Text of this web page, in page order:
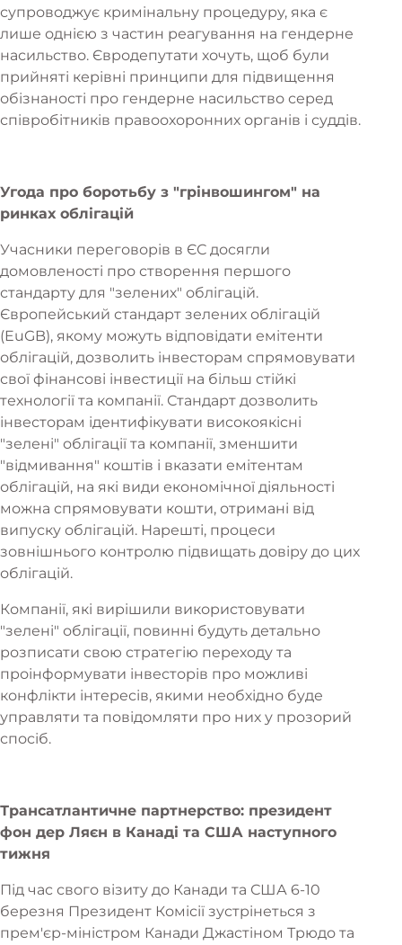
супроводжує кримінальну процедуру, яка є
лише однією з частин реагування на гендерне
насильство. Євродепутати хочуть, щоб були
прийняті керівні принципи для підвищення
обізнаності про гендерне насильство серед
співробітників правоохоронних органів і суддів.
Угода про боротьбу з "грінвошингом" на
ринках облігацій
Учасники переговорів в ЄС досягли
домовленості про створення першого
стандарту для "зелених" облігацій.
Європейський стандарт зелених облігацій
(EuGB), якому можуть відповідати емітенти
облігацій, дозволить інвесторам спрямовувати
свої фінансові інвестиції на більш стійкі
технології та компанії. Стандарт дозволить
інвесторам ідентифікувати високоякісні
"зелені" облігації та компанії, зменшити
"відмивання" коштів і вказати емітентам
облігацій, на які види економічної діяльності
можна спрямовувати кошти, отримані від
випуску облігацій. Нарешті, процеси
зовнішнього контролю підвищать довіру до цих
облігацій.
Компанії, які вирішили використовувати
"зелені" облігації, повинні будуть детально
розписати свою стратегію переходу та
проінформувати інвесторів про можливі
конфлікти інтересів, якими необхідно буде
управляти та повідомляти про них у прозорий
спосіб.
Трансатлантичне партнерство: президент
фон дер Ляєн в Канаді та США наступного
тижня
Під час свого візиту до Канади та США 6-10
березня Президент Комісії зустрінеться з
прем'єр-міністром Канади Джастіном Трюдо та